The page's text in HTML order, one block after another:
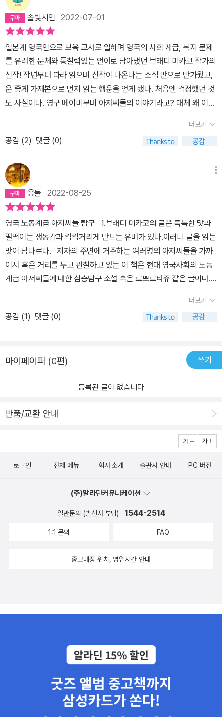
한 ‘전형적인’ 아저씨이지만 다운증후군 조카를 끔찍이 아끼던 대니
등 이 책의 등장인물은 누구 하나 단순하지 않다. 브렉시트에 찬성하
는 배외주의자, 연금을 받으며 유유자적하게 사는 퇴직자, 토할 때까
지 맥주를 마시다 폭력을 휘두르는 백인 남성 노동자 같은 한 가지 이
미지에 딱 들어맞는 사람도 없다. 브래디 미카코는 이 미워할 수 없는
인물들의 희로애락을 통해 세대나 계급을 규정하는 이론들이 다 담지
못하는 밑바닥 사회의 강인함과 취약함을 생동감 있게 보여준다. 전
작 『타인의 신발을 신어보다』에서 상세히 고찰한 ‘엠퍼시empath
사회에 세대 갈등, 노동 계급에 대한 혐오, 브렉시트 찬반을 둘러싼 대
립이 극심해진 이유는 무엇일까. 저자는 특정 그룹을 비난하는 것은
사회 전체에 여유가 없기 때문이며, 이는 대처 정부 이래로 보수당 정
권이 강화해온 긴축 재정의 결과라고 말한다. 이 책의 1부에 등장하는
인물들의 삶이 안정적인 궤도를 이탈하여 동요하고 하강하는 데는 어
월간 지속되는데도 절대로 민간 의료 시설에는 갈 수 없다며 끝끝내
NHS 진료를 기다리는 저자 남편의 에피소드는 영국 노동 계급의 N
HS에 대한 집착에 가까운 애정을 보여준다. 재정이 고갈되어 온갖
방법으로 환자를 밀어내는 NHS는 국가 의료제도로서 기능하지 못
하게 된 지 오래다. 그러나 NHS에 대한 영국 서민들의 뜨거운 마음
만큼은 계속되어 브렉시트 찬반 투표에서 어마어마한 영향력을 발휘
했다. EU에서 탈퇴하면 EU로 나가는 분담금을 NHS로 돌릴 수 있
자라서가 아니라, ‘NHS가 개선된다’라고만 하면 무조건 믿고 싶을
만큼 비참한 상황에 놓인 사람들이 탈퇴를 택한 것이다. 런던의 명물
블랙캡과 새롭게 등장한 배차 서비스 우버의 대립을 통해서도 인종과
할 수 있다. 백인 영국인이 주로 운전하는 블랙캡과 운전기사의 다수
고, 블랙캡 운전기사 대부분이 EU 탈퇴를 지지하면서 블랙캡은 배외
노동당은 국내 노동자의 처우가 악화된다며 우버에 반대한다. 오른쪽
브래디 미카코는 책의 2부에서 이러한 현실을 설명하는 데 동원되는
영국의 세대론과 계급론을 두루 소개한다. 이 책의 주인공들이 속한
대의 특징을 개괄하면서 이들이 갈등을 빚는 지점과 그것을 부추긴
사회에서 계급이 어떻게 세분화하고 있는지 소개하며, 현재 영국에서
또한 함께 언급한다. ‘노동 계급’이라는 말에 습관적으로 ‘백인’이 붙
게 되면 “노동 계급은 문신을 잔뜩 새긴 인종차별주의자”와 같은 부
존재를 배제하게 된다는 것이다. 저자는 노동 계급에 ‘백인’을 붙이고
그들의 부정적 면모를 강조해 악마화하는 것, 그럼으로써 이민자들이
솔빛시인 2022-07-01
일본계 영국인으로 보육 교사로 일하며 영국의 사회 계급, 복지 문제
를 유려한 문체와 통찰력있는 언어로 담아냈던 브래디 미카코 작가의
신작! 작년부터 따라 읽으며 신작이 나온다는 소식 만으로 반가웠고,
운 좋게 가제본으로 먼저 읽는 행운을 얻게 됐다. 처음엔 걱정했던 것
도 사실이다. 영구 베이비부머 아저씨들의 이야기라고? 대체 왜 이
을 수 없는 50년대 초중반에 태어난 ‘웃픈’아저씨들의 이야기가 이어
진다. 중년에 인연을 만나 파트너의 아이들을 정성껏 돌보며 살았으
나 브렉시트 때문에 사이가 안 좋아진 레이. 그렇다. 이 책이 쓰여진
시기는 브렉시트를 국민 투표로 정한 2018년과 2019년 그때다. 작
가의 남편 친구들은 베이비부머 영국 노동계급세대로 모두 브렉시트
에 찬성했다. 작가는 이 세대를 들여다보기로 한다. 그들은 왜 찬성했
고, 어떤 생각을 갖고 있는 걸까?우리나라에선 몇년 전부터 아저씨를
연민하는 내용이 여러 매체에서 나왔다. 그 매체들을 본 건 거의 없지
만 흐름에 질려 이 책도 비슷한 얘기가 아닐까 잠시 생각했다. 하지만
작가는 팝과 일본 음악 등 여러 음악을 BGM삼아 이들의 이야기를
편견없이 담아낸다. 전작에선 보육 교사의 경력과 아이를 키우며 느
낀 생각, 경험이 객관적이면서 독자로 생각하게 만드는 여운이 좋았
는데 이 책도 그렇다. 이민자들이 우리 일을 뺏어간다고 생각하고 치
안을 염려해 방범대를 조직하는 그들의 이면에는 지역 도서관에서 봉
담아 타투하는 장면. 어떤 한자를 새겼는지 직접 확인하시라. 트럼프
전 대통령 영국 반대 시위에 앞장서 방송에도 나오는 걸 보면, 참 이분
대의 여성들 이야기도 나온다. 카누가 취미인 로라, 양극성 장애로 힘
들지만 직접 집을 리모델링하는 재키. 작가는 이 사람은 잘못했다 잘
과 시대 배경에 대한 이야기는 이들을 이해하는데 도움을 준다. 재미
있는 건 이 계급이 우리나라와도 거의 비슷하게 맞아떨어진다는 점이
다. 시대는 이들에게 물러나라고 하지만 작가가 그들을 들여다본 건
로 우리가 함께 살아갈 수 있을지 실마리가 보이기 때문일 거다. 이 점
살지만 이 땅에서 같이 사는 사람들이기에 저자의 애증에 공감했다.
박정희를 신봉하는 내 아버지도 2번을 찍었지만 다정한 이웃도 다 같
를 속일지라도’라는 제목이 와닿는다. 그들이 지지하는 정치가 우리
가 앞으로도 계속 나오길 바라며, 이 책과 비슷한 시기에 쓴 #나는옐
인의신발을신어보다 도 추천한다.
더보기
공감 (2) 댓글 (0)
응돌 2022-08-25
영국 노동계급 아저씨들 탐구 1.브래디 미카코의 글은 독특한 맛과
펄떡이는 생동감과 킥킥거리게 만드는 유머가 있다.이러니 글을 읽는
맛이 남다르다. 저자의 주변에 거주하는 여러명의 아저씨들을 가까
이서 혹은 거리를 두고 관찰하고 있는 이 책은 현대 영국사회의 노동
계급 아저씨들에 대한 심층탐구 소설 혹은 르뽀르타쥬 같은 글이다.
류가 합쳐지듯 하나로 모아져 영국사회의 단면을 훌륭히 보여주는 좋
은 글이 된다. 2.전작 <아이들의 계급투쟁>, <나는 옐로에 화이트
에 약간 블루> 등에서도 저자가 지속적으로 얘기하고 있는 “AUSTA
적으로 만 알고 있는 ‘긴축정책’이 노동계급, 우리고 말하면 서민대중
다. 먼 나라 얘기만이 아니다. 3.단편인 듯 하면서도 이야기가 이어
가를 나타낼 수 없다.직접 읽어야 한다. 이런 책은 돈을 내고 혼자서
더보기
공감 (1) 댓글 (0)
마이페이퍼 (0편) 쓰기
등록된 글이 없습니다
반품/교환 안내
로그인 전체 메뉴 회사 소개 출판사 안내 PC 버전
(주)알라딘커뮤니케이션
일반문의 (발신자 부담) 1544-2514
1:1 문의 FAQ
중고매장 위치, 영업시간 안내